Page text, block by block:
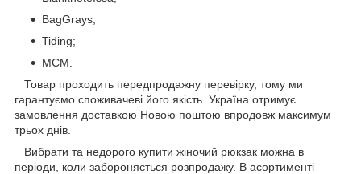
BagGrays;
Tiding;
MCM.
Товар проходить передпродажну перевірку, тому ми
гарантуємо споживачеві його якість. Україна отримує
замовлення доставкою Новою поштою впродовж максимум
трьох днів.
Вибрати та недорого купити жіночий рюкзак можна в
періоди, коли забороняється розпродажу. В асортименті